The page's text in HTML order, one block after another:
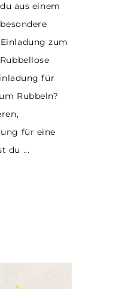
aus einem
zum
für
Rubbeln?
für eine
du